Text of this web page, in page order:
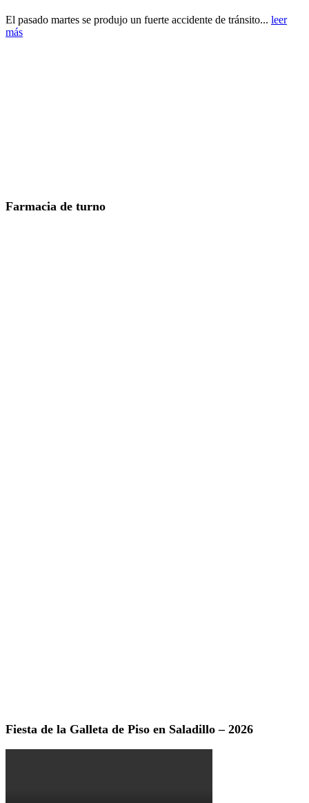
El pasado martes se produjo un fuerte accidente de tránsito... leer
más
Farmacia de turno
Fiesta de la Galleta de Piso en Saladillo – 2026